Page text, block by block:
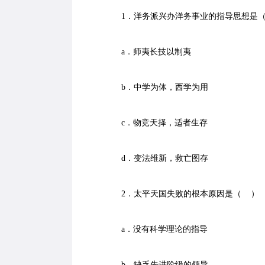
1．洋务派兴办洋务事业的指导思想是
a．师夷长技以制夷
b．中学为体，西学为用
c．物竞天择，适者生存
d．变法维新，救亡图存
2．太平天国失败的根本原因是（ ）
a．没有科学理论的指导